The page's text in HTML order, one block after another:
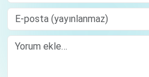
E-posta (yayınlanmaz)
Comment